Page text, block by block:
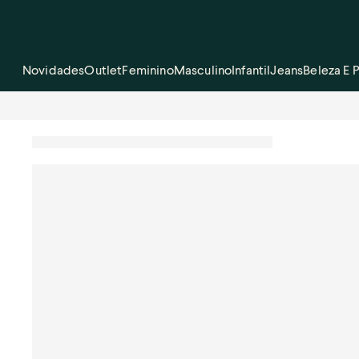
NovidadesOutletFemininoMasculinoInfantilJeansBeleza E